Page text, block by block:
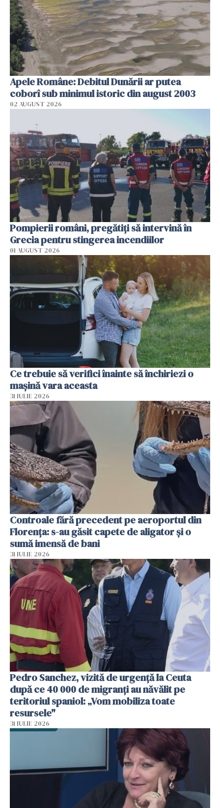
Apele Române: Debitul Dunării ar putea
coborî sub minimul istoric din august 2003
02 AUGUST 2026
Pompierii români, pregătiţi să intervină în
Grecia pentru stingerea incendiilor
01 AUGUST 2026
Ce trebuie să verifici înainte să închiriezi o
mașină vara aceasta
31 IULIE 2026
Controale fără precedent pe aeroportul din
Florența: s-au găsit capete de aligator și o
sumă imensă de bani
31 IULIE 2026
Pedro Sanchez, vizită de urgență la Ceuta
după ce 40 000 de migranți au năvălit pe
teritoriul spaniol: „Vom mobiliza toate
resursele"
31 IULIE 2026